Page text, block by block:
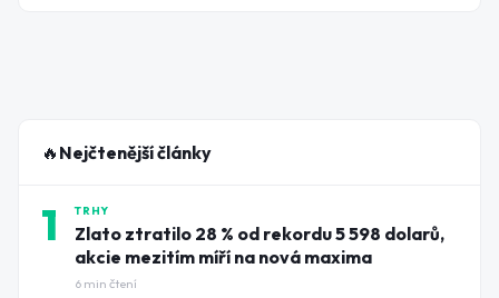
🔥 Nejčtenější články
1 TRHY
Zlato ztratilo 28 % od rekordu 5 598 dolarů,
akcie mezitím míří na nová maxima
6 min čtení